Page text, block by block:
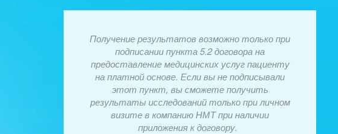
Получение результатов возможно только при
подписании пункта 5.2 договора на
предоставление медицинских услуг пациенту
на платной основе. Если вы не подписывали
этот пункт, вы сможете получить
результаты исследований только при личном
визите в компанию НМТ при наличии
приложения к договору.